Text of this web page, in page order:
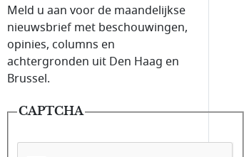
E-mailadres van de abonnee.
Meld u aan voor de maandelijkse
nieuwsbrief met beschouwingen,
opinies, columns en
achtergronden uit Den Haag en
Brussel.
CAPTCHA